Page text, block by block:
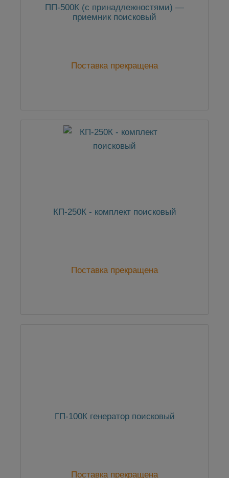
ПП-500К (с принадлежностями) —
приемник поисковый
Поставка прекращена
КП-250К - комплект поисковый
Поставка прекращена
ГП-100К генератор поисковый
Поставка прекращена